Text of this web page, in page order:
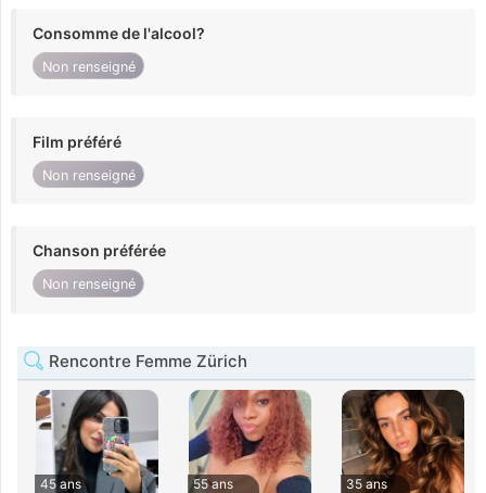
Consomme de l'alcool?
Non renseigné
Film préféré
Non renseigné
Chanson préférée
Non renseigné
Rencontre Femme Zürich
45 ans
55 ans
35 ans